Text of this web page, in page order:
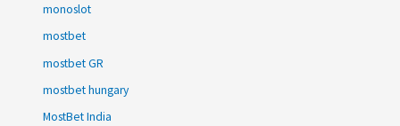
monoslot
mostbet
mostbet GR
mostbet hungary
MostBet India